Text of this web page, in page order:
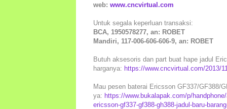
web: www.cncvirtual.com
Untuk segala keperluan transaksi:
BCA, 1950578277, an: ROBET
Mandiri, 117-006-606-606-9, an: ROBET
Butuh aksesoris dan part buat hape jadul
harganya: https://www.cncvirtual.com/2013/
Mau pesen baterai Ericsson GF337/GF388/
ya: https://www.bukalapak.com/p/
ericsson-gf337-gf388-gh388-jadul-baru-